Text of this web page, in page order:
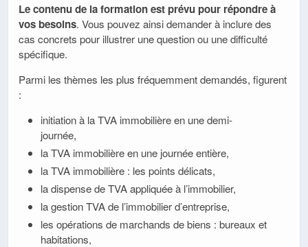
Le contenu de la formation est prévu pour répondre à
vos besoins. Vous pouvez ainsi demander à inclure des
cas concrets pour illustrer une question ou une difficulté
spécifique.
Parmi les thèmes les plus fréquemment demandés, figurent
:
initiation à la TVA immobilière en une demi-
journée,
la TVA immobilière en une journée entière,
la TVA immobilière : les points délicats,
la dispense de TVA appliquée à l’immobilier,
la gestion TVA de l’immobilier d’entreprise,
les opérations de marchands de biens : bureaux et
habitations,